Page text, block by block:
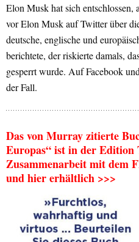
Elon Musk hat sich
vor Elon Musk auf Twitter über
deutsche, englische und
berichtete, der riskierte damals,
gesperrt wurde. Auf Facebook
der Fall.
Das von Murray zitierte
Europas“ ist in der
Zusammenarbeit mit dem
und hier erhältlich >>>